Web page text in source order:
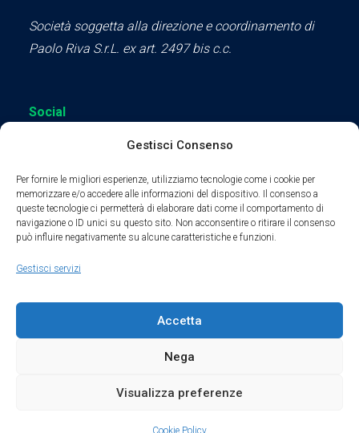
Gestisci Consenso
Per fornire le migliori esperienze, utilizziamo tecnologie come i cookie per
memorizzare e/o accedere alle informazioni del dispositivo. Il consenso a
queste tecnologie ci permetterà di elaborare dati come il comportamento di
navigazione o ID unici su questo sito. Non acconsentire o ritirare il consenso
può influire negativamente su alcune caratteristiche e funzioni.
Gestisci servizi
Accetta
Nega
Visualizza preferenze
Cookie Policy
Società soggetta alla direzione e coordinamento di
Paolo Riva S.r.L. ex art. 2497 bis c.c.
Social
Parte del sodalizio AIDAM dal 2024
Condizioni di Utilizzo